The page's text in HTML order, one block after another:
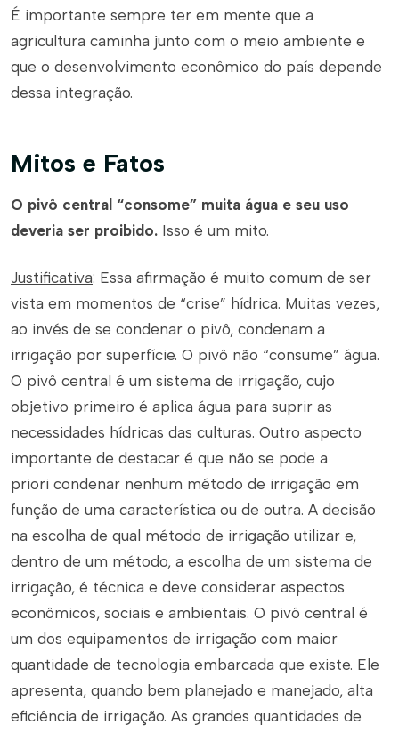
É importante sempre ter em mente que a
agricultura caminha junto com o meio ambiente e
que o desenvolvimento econômico do país depende
dessa integração.
Mitos e Fatos
O pivô central “consome” muita água e seu uso
deveria ser proibido. Isso é um mito.
Justificativa: Essa afirmação é muito comum de ser
vista em momentos de “crise” hídrica. Muitas vezes,
ao invés de se condenar o pivô, condenam a
irrigação por superfície. O pivô não “consume” água.
O pivô central é um sistema de irrigação, cujo
objetivo primeiro é aplica água para suprir as
necessidades hídricas das culturas. Outro aspecto
importante de destacar é que não se pode a
priori condenar nenhum método de irrigação em
função de uma característica ou de outra. A decisão
na escolha de qual método de irrigação utilizar e,
dentro de um método, a escolha de um sistema de
irrigação, é técnica e deve considerar aspectos
econômicos, sociais e ambientais. O pivô central é
um dos equipamentos de irrigação com maior
quantidade de tecnologia embarcada que existe. Ele
apresenta, quando bem planejado e manejado, alta
eficiência de irrigação. As grandes quantidades de